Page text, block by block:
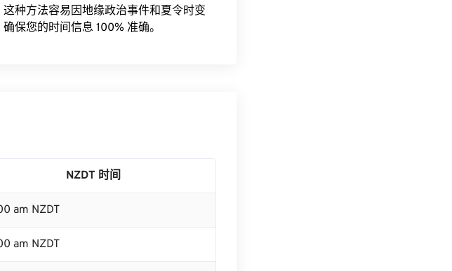
种方法容易因地缘政治事件和夏令时变
保您的时间信息 100% 准确。
NZDT 时间
am NZDT
am NZDT